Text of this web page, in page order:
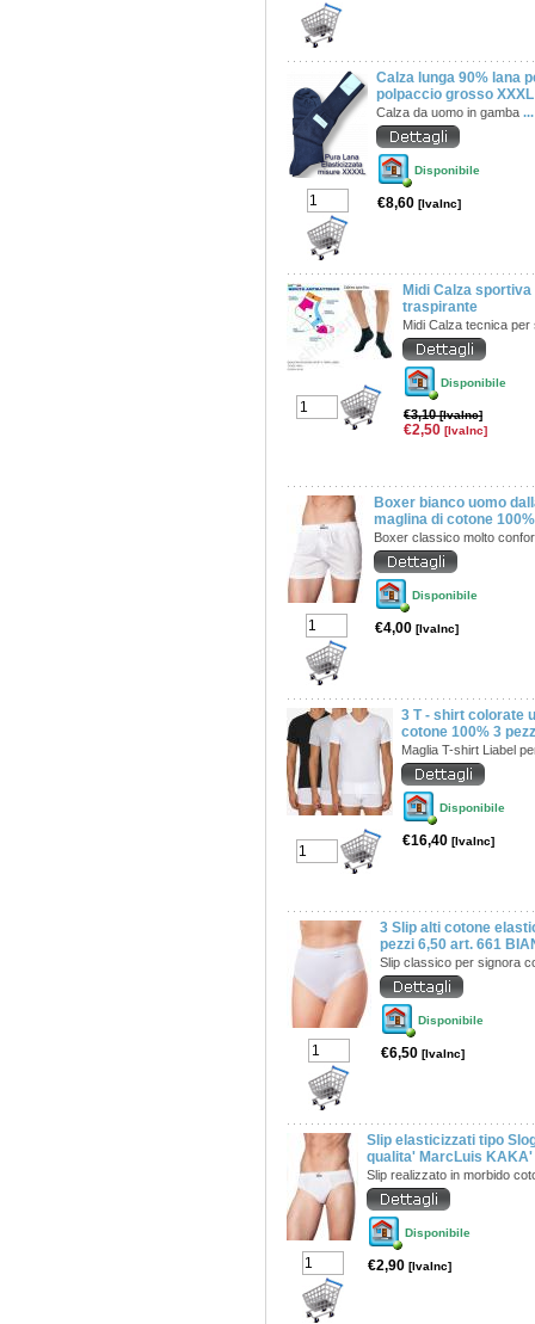
Calza lunga 90% lana
polpaccio grosso XXXL
Calza da uomo in gamba
Disponibile
€8,60 [IvaInc]
Midi Calza
traspirante
Midi Calza tecnica
Disponibile
€3,10[IvaInc]
€2,50 [IvaInc]
Boxer bianco uomo
maglina di cotone
Boxer classico molto
Disponibile
€4,00 [IvaInc]
3 T - shirt colorate
cotone 100% 3
Maglia T-shirt Liabel
Disponibile
€16,40 [IvaInc]
3 Slip alti cotone
pezzi 6,50 art. 661
Slip classico per signora
Disponibile
€6,50 [IvaInc]
Slip elasticizzati tipo
qualita' MarcLuis KAKA'
Slip realizzato in morbido
Disponibile
€2,90 [IvaInc]